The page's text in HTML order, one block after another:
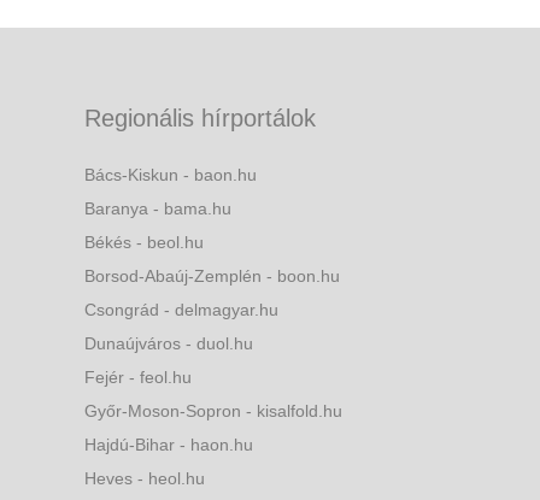
Regionális hírportálok
Bács-Kiskun - baon.hu
Baranya - bama.hu
Békés - beol.hu
Borsod-Abaúj-Zemplén - boon.hu
Csongrád - delmagyar.hu
Dunaújváros - duol.hu
Fejér - feol.hu
Győr-Moson-Sopron - kisalfold.hu
Hajdú-Bihar - haon.hu
Heves - heol.hu